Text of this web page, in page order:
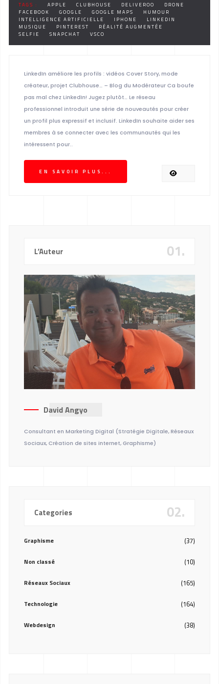
TAGS : APPLE CLUBHOUSE DELIVEROO
DRONE
FACEBOOK
GOOGLE GOOGLE MAPS
HUMOUR
INTELLIGENCE ARTIFICIELLE
IPHONE
LINKEDIN
MUSIQUE
PINTEREST
RÉALITÉ AUGMENTÉE
SELFIE
SNAPCHAT VSCO
LinkedIn améliore les profils : vidéos Cover Story, mode
créateur, projet Clubhouse… – Blog du Modérateur Ca boufe
pas mal chez LinkedIn! Jugez plutôt… Le réseau
professionnel introduit une série de nouveautés pour créer
un profil plus expressif et inclusif. LinkedIn souhaite aider ses
membres à se connecter avec les communautés qui les
intéressent pour..
EN SAVOIR PLUS...
L’Auteur 01.
David Angyo
Consultant en Marketing Digital (Stratégie Digitale, Réseaux
Sociaux, Création de sites internet, Graphisme)
Categories 02.
Graphisme (37)
Non classé (10)
Réseaux Sociaux (165)
Technologie (164)
Webdesign (38)